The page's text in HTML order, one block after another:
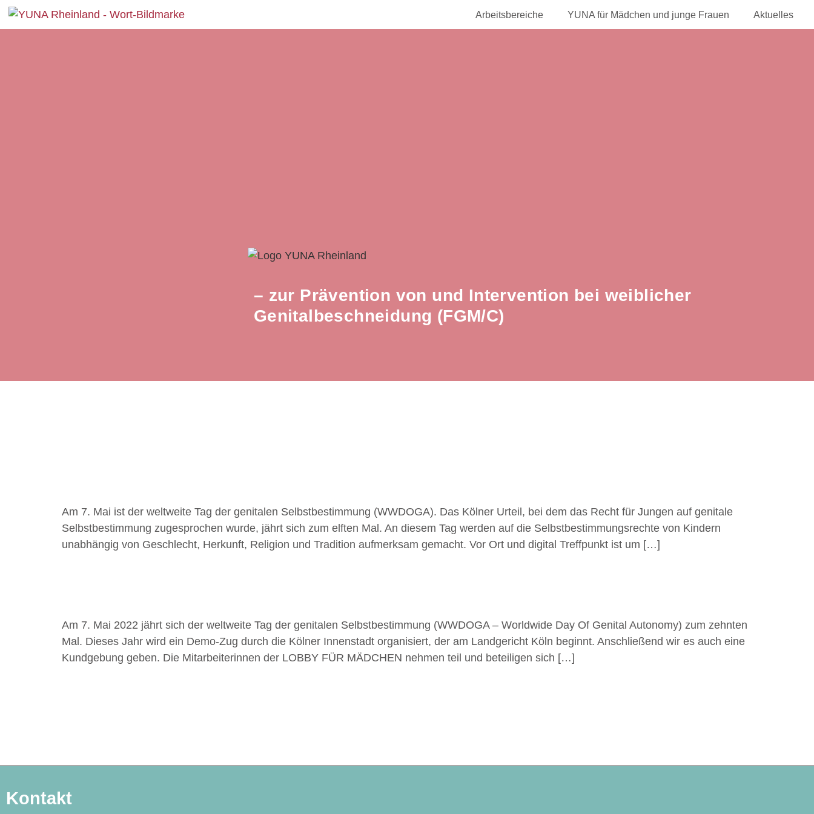
Arbeitsbereiche YUNA für Mädchen und junge Frauen Aktuelles
– zur Prävention von und Intervention bei weiblicher
Genitalbeschneidung (FGM/C)
Am 7. Mai ist der weltweite Tag der genitalen Selbstbestimmung (WWDOGA). Das Kölner Urteil, bei dem das Recht für Jungen auf genitale
Selbstbestimmung zugesprochen wurde, jährt sich zum elften Mal. An diesem Tag werden auf die Selbstbestimmungsrechte von Kindern
unabhängig von Geschlecht, Herkunft, Religion und Tradition aufmerksam gemacht. Vor Ort und digital Treffpunkt ist um […]
Am 7. Mai 2022 jährt sich der weltweite Tag der genitalen Selbstbestimmung (WWDOGA – Worldwide Day Of Genital Autonomy) zum zehnten
Mal. Dieses Jahr wird ein Demo-Zug durch die Kölner Innenstadt organisiert, der am Landgericht Köln beginnt. Anschließend wir es auch eine
Kundgebung geben. Die Mitarbeiterinnen der LOBBY FÜR MÄDCHEN nehmen teil und beteiligen sich […]
Kontakt